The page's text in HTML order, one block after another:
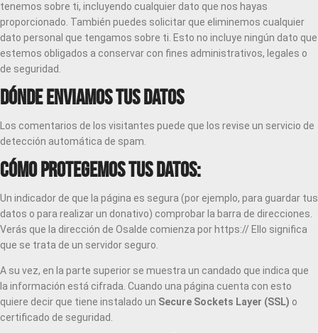
tenemos sobre ti, incluyendo cualquier dato que nos hayas
proporcionado. También puedes solicitar que eliminemos cualquier
dato personal que tengamos sobre ti. Esto no incluye ningún dato que
estemos obligados a conservar con fines administrativos, legales o
de seguridad.
Dónde enviamos tus datos
Los comentarios de los visitantes puede que los revise un servicio de
detección automática de spam.
Cómo protegemos tus datos:
Un indicador de que la página es segura (por ejemplo, para guardar tus
datos o para realizar un donativo) comprobar la barra de direcciones.
Verás que la dirección de Osalde comienza por https:// Ello significa
que se trata de un servidor seguro.
A su vez, en la parte superior se muestra un candado que indica que
la información está cifrada. Cuando una página cuenta con esto
quiere decir que tiene instalado un Secure Sockets Layer (SSL) o
certificado de seguridad.